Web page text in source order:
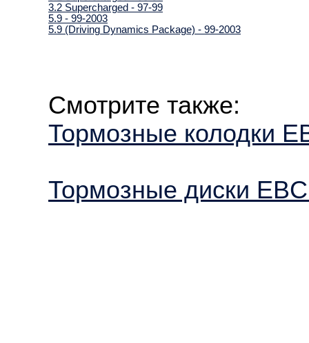
3.2 Supercharged - 97-99
5.9 - 99-2003
5.9 (Driving Dynamics Package) - 99-2003
Смотрите также:
Тормозные колодки
Тормозные диски